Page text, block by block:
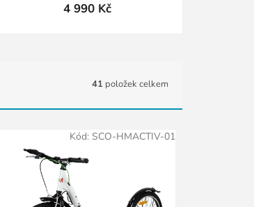
4 990 Kč
41 položek celkem
Kód: SCO-HMACTIV-01